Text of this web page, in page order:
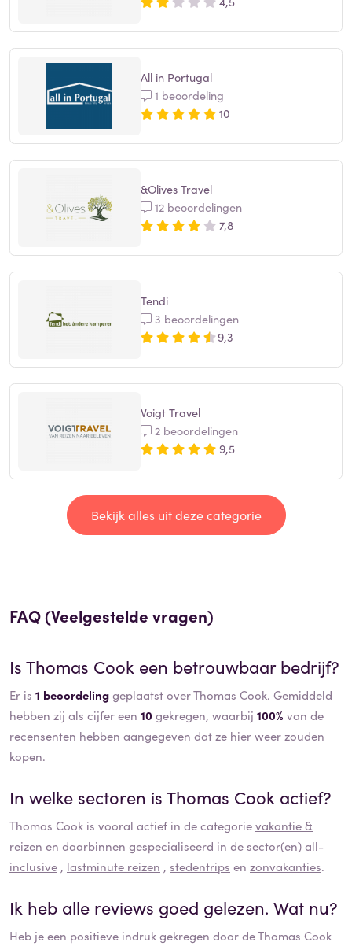
All in Portugal
1 beoordeling
10
&Olives Travel
12 beoordelingen
7,8
Tendi
3 beoordelingen
9,3
Voigt Travel
2 beoordelingen
9,5
Bekijk alles uit deze categorie
FAQ (Veelgestelde vragen)
IsThomas Cook een betrouwbaar bedrijf?
Er is 1 beoordelinggeplaatst over Thomas Cook. Gemiddeld
hebben zij als cijfer een 10 gekregen, waarbij 100% van de
recensenten hebben aangegeven dat ze hier weer zouden
kopen.
In welke sectoren isThomas Cook actief?
Thomas Cook is vooral actief in de categorievakantie &
reizen en daarbinnen gespecialiseerd in de sector(en)all-
inclusive , lastminute reizen , stedentrips en zonvakanties.
Ik heb alle reviews goed gelezen. Wat nu?
Heb je een positieve indruk gekregen door deThomas Cook